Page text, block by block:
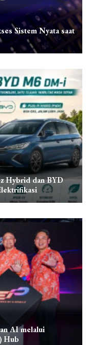
Sistem Nyata saat
Hybrid dan BYD
AI melalui
Hub